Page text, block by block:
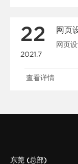
22
2021.7
网页
网页
查看详情
东莞 (总部)